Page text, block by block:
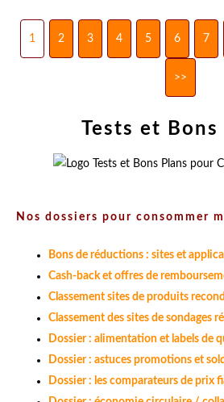
1 2 3 4 5 6 7
>>
Tests et Bons
Nos dossiers pour consommer
Bons de réductions : sites et
Cash-back et offres de
Classement sites de produits
Classement des sites de sondages
Dossier : alimentation et labels de
Dossier : astuces promotions et
Dossier : les comparateurs de prix